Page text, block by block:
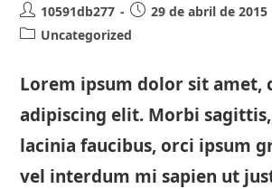
Autor
de
10591db277
Publicación
de
29 de abril de 2015
Categoría
entrada:
Uncategorized
Lorem ipsum dolor sit amet,
adipiscing elit. Morbi
lacinia faucibus, orci ipsum
vel interdum mi sapien ut